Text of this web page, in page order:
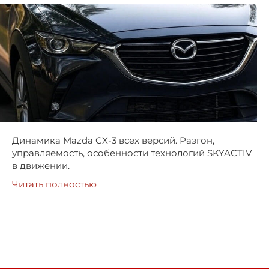
Динамика Mazda CX-3 всех версий. Разгон,
управляемость, особенности технологий SKYACTIV
в движении.
Читать полностью